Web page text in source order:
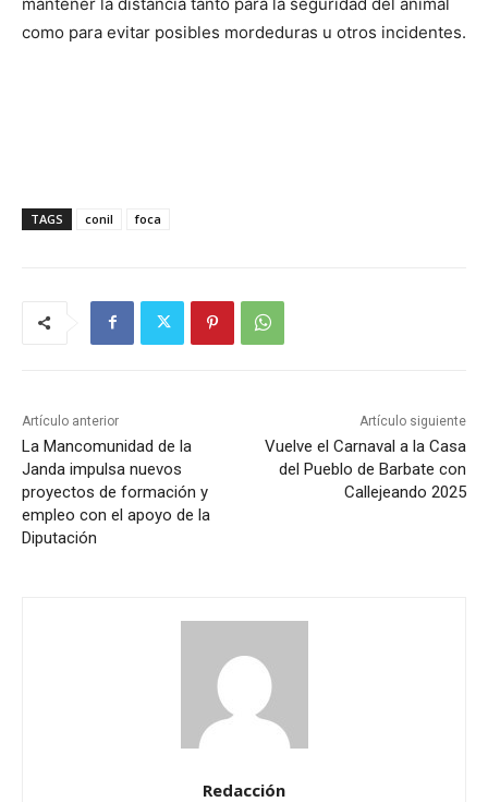
como para evitar posibles mordeduras u otros incidentes.
TAGS conil foca
Artículo anterior
La Mancomunidad de la
Janda impulsa nuevos
proyectos de formación y
empleo con el apoyo de la
Diputación
Artículo siguiente
Vuelve el Carnaval a la Casa
del Pueblo de Barbate con
Callejeando 2025
Redacción